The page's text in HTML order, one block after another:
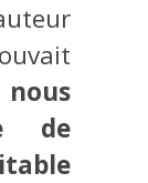
nous
de